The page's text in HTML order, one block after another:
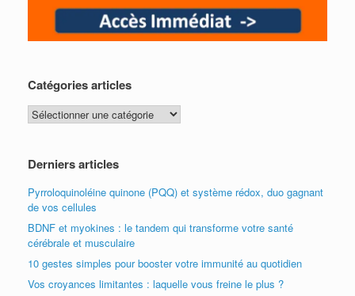
Catégories articles
Catégories
articles
Derniers articles
Pyrroloquinoléine quinone (PQQ) et système rédox, duo gagnant
de vos cellules
BDNF et myokines : le tandem qui transforme votre santé
cérébrale et musculaire
10 gestes simples pour booster votre immunité au quotidien
Vos croyances limitantes : laquelle vous freine le plus ?